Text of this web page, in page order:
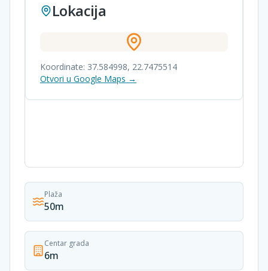
Lokacija
Koordinate: 37.584998, 22.7475514
Otvori u Google Maps →
Plaža
50m
Centar grada
6m